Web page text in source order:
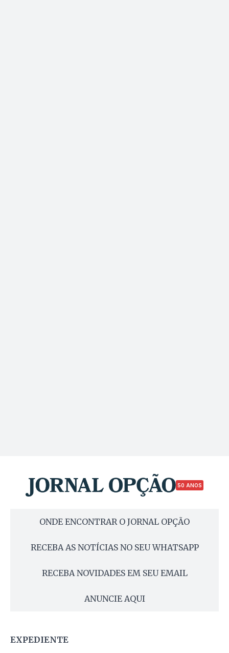
50 ANOS
ONDE ENCONTRAR O JORNAL OPÇÃO
RECEBA AS NOTÍCIAS NO SEU WHATSAPP
RECEBA NOVIDADES EM SEU EMAIL
ANUNCIE AQUI
EXPEDIENTE